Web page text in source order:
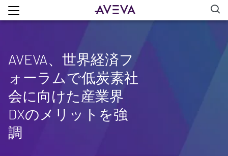
AVEVA、世界経済フ
ォーラムで低炭素社
会に向けた産業界
DXのメリットを強
調